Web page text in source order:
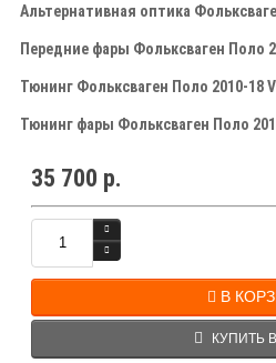
Альтернативная оптика
Передние фары Фольксваген Поло
Тюнинг Фольксваген Поло 2010-18
Тюнинг фары Фольксваген Поло
35 700 р.
В
КУПИТЬ